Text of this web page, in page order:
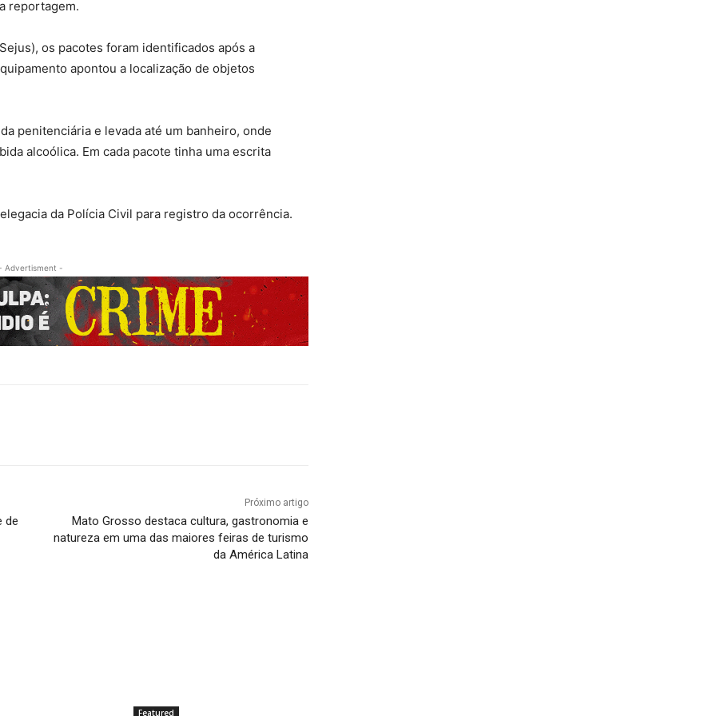
reportagem.
os pacotes foram identificados após a
apontou a localização de objetos
penitenciária e levada até um banheiro, onde
alcoólica. Em cada pacote tinha uma escrita
da Polícia Civil para registro da ocorrência.
Advertisment -
de
Próximo artigo
Mato Grosso destaca cultura, gastronomia e
natureza em uma das maiores feiras de turismo
da América Latina
Featured